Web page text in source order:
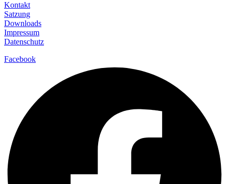
Kontakt
Satzung
Downloads
Impressum
Datenschutz
Facebook